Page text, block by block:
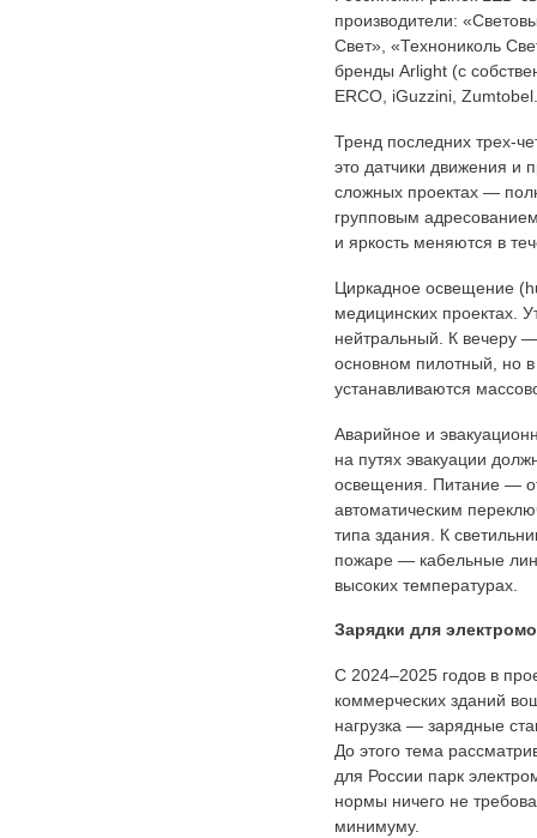
производители:
Свет», «Технониколь
бренды Arlight (с
ERCO, iGuzzini, Zumtobel.
Тренд последних трех-
это датчики движения и
сложных проектах —
групповым
и яркость меняются в
Циркадное освещение
медицинских проектах.
нейтральный. К вечеру
основном пилотный, но
устанавливаются
Аварийное и
на путях эвакуации
освещения. Питание —
автоматическим
типа здания. К
пожаре — кабельные
высоких температурах.
Зарядки для
С 2024–2025 годов в
коммерческих зданий
нагрузка — зарядные
До этого тема
для России парк
нормы ничего не
минимуму.